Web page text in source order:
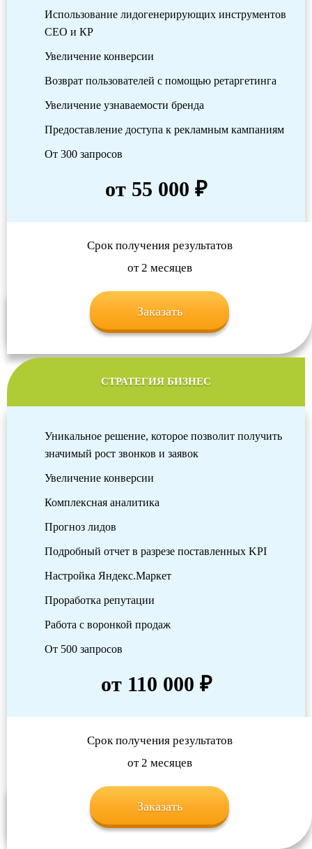
Использование лидогенерирующих инструментов
СЕО и КР
Увеличение конверсии
Возврат пользователей с помощью ретаргетинга
Увеличение узнаваемости бренда
Предоставление доступа к рекламным кампаниям
От 300 запросов
от 55 000 ₽
Срок получения результатов
от 2 месяцев
Заказать
СТРАТЕГИЯ БИЗНЕС
Уникальное решение, которое позволит получить
значимый рост звонков и заявок
Увеличение конверсии
Комплексная аналитика
Прогноз лидов
Подробный отчет в разрезе поставленных KPI
Настройка Яндекс.Маркет
Проработка репутации
Работа с воронкой продаж
От 500 запросов
от 110 000 ₽
Срок получения результатов
от 2 месяцев
Заказать